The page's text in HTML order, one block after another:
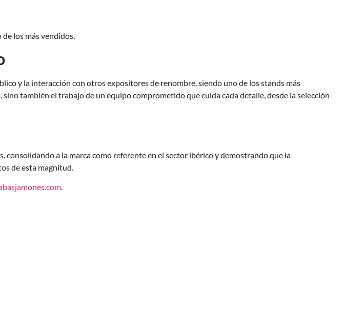
los más vendidos.
y la interacción con otros expositores de renombre, siendo uno de los stands más
también el trabajo de un equipo comprometido que cuida cada detalle, desde la selección
consolidando a la marca como referente en el sector ibérico y demostrando que la
de esta magnitud.
.